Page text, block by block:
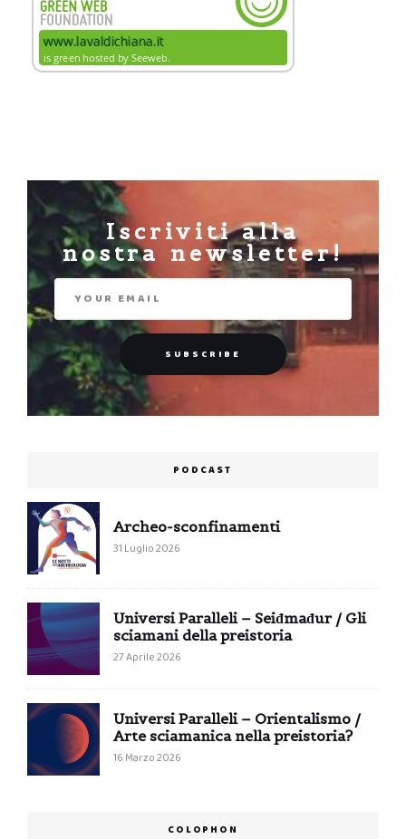
Iscriviti alla
nostra newsletter!
PODCAST
Archeo-sconfinamenti
31 Luglio 2026
Universi Paralleli – Seiđmađur / Gli
sciamani della preistoria
27 Aprile 2026
Universi Paralleli – Orientalismo /
Arte sciamanica nella preistoria?
16 Marzo 2026
COLOPHON